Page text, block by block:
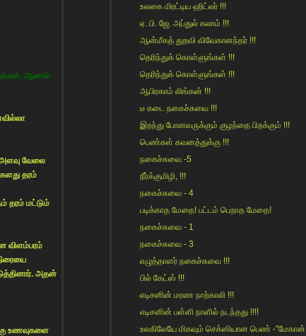
ஆனால்
வேலை
தரம்
தரம் மட்டும்
விளம்பரம்
அதன்
உணவுகளை
உலகை மிரட்டிய ஹிட்லர் !!!
ஏ. பி. ஜே. அப்துல் கலாம் !!!
ஆன்மீகத் துறவி விவேகானந்தர் !!!
தெரிந்துக் கொள்ளுங்கள் !!!
தெரிந்துக் கொள்ளுங்கள் !!!
ஆபிரகாம் லிங்கன் !!!
டீ கடை நகைச்சுவை !!!
இறந்து போனவருக்கும் குழந்தை பிறக்கும் !!!
பெண்கள் கவனத்துக்கு !!!
நகைச்சுவை -5
நீர்க்குமிழி, !!!
நகைச்சுவை - 4
படிக்காத மேதை! பட்டம் பெறாத மேதை!
நகைச்சுவை - 1
நகைச்சுவை - 3
எழுத்தாளர் நகைச்சுவை !!!
பில் கேட்ஸ் !!!
எடிச‌னின் ம‌ர‌ண‌ நாற்காலி !!!
எடிசனின் பள்ளி நாளில் நடந்தது !!!!
உலகிலேயே மிகவும் செக்ஸியான பெண் -"மேகான்